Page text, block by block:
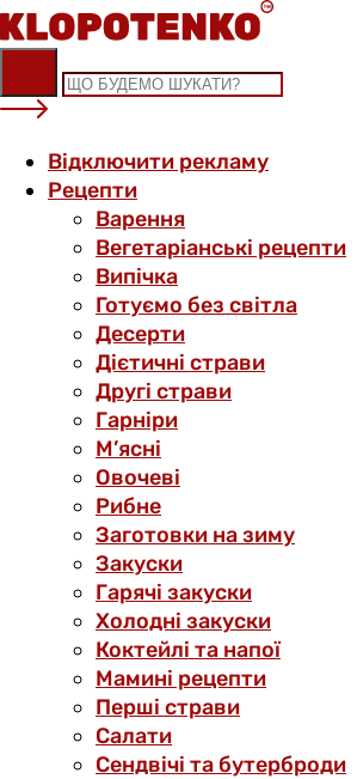
Skip
to
content
Відключити рекламу
Рецепти
Варення
Вегетаріанські рецепти
Випічка
Готуємо без світла
Десерти
Дієтичні страви
Другі страви
Гарніри
М’ясні
Овочеві
Рибне
Заготовки на зиму
Закуски
Гарячі закуски
Холодні закуски
Коктейлі та напої
Мамині рецепти
Перші страви
Салати
Сендвічі та бутерброди